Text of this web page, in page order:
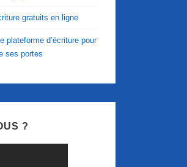
gratuits en ligne
plateforme d’écriture pour
ses portes
?